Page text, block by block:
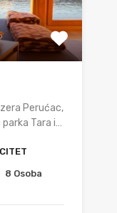
Perućac,
Tara i…
8 Osoba